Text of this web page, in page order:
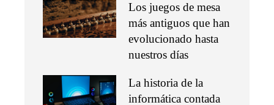
Los juegos de mesa
más antiguos que han
evolucionado hasta
nuestros días
La historia de la
informática contada